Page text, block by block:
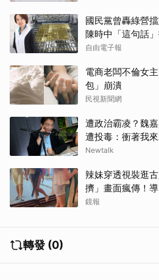
國民黨曾轟綠營
陳時中「這句話
自由電子報
電商老闆不倫女
包」崩潰
民視新聞網
遭政治霸凌？魏
遭投毒：衝著我
Newtalk
辣妹穿透視裝逛
擠」畫面瘋傳！
讚
鏡報
轉發 (0)